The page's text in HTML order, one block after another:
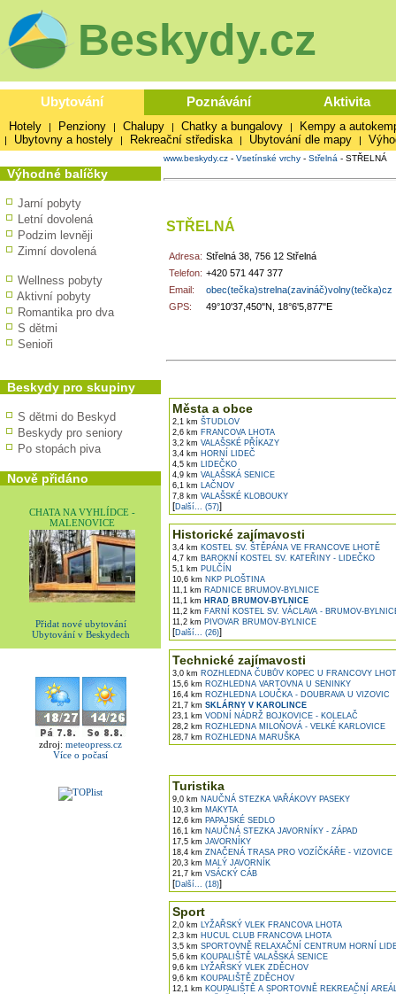
Beskydy.cz
Ubytování Poznávání Aktivita
Hotely | Penziony | Chalupy | Chatky a bungalovy | Kempy a
| Ubytovny a hostely | Rekreační střediska | Ubytování dle mapy |
Výhodné balíčky
Jarní pobyty
Letní dovolená
Podzim levněji
Zimní dovolená
Wellness pobyty
Aktivní pobyty
Romantika pro dva
S dětmi
Senioři
Beskydy pro skupiny
S dětmi do Beskyd
Beskydy pro seniory
Po stopách piva
Nově přidáno
CHATA NA VYHLÍDCE -
MALENOVICE
Přidat nové ubytování
Ubytování v Beskydech
zdroj: meteopress.cz
Více o počasí
www.beskydy.cz - Vsetínské vrchy - Střelná - STŘELNÁ
STŘELNÁ
Adresa: Střelná 38, 756 12 Střelná
Telefon: +420 571 447 377
Email:
obec(tečka)strelna(zavináč)volny(tečka)cz
GPS:
49°10'37,450"N, 18°6'5,877"E
Města a obce
2,1 km ŠTUDLOV
2,6 km FRANCOVA LHOTA
3,2 km VALAŠSKÉ PŘÍKAZY
3,4 km HORNÍ LIDEČ
4,5 km LIDEČKO
4,9 km VALAŠSKÁ SENICE
6,1 km LAČNOV
7,8 km VALAŠSKÉ KLOBOUKY
[Další... (57)]
Historické zajímavosti
3,4 km KOSTEL SV. ŠTĚPÁNA VE FRANCOVE LHOTĚ
4,7 km BAROKNÍ KOSTEL SV. KATEŘINY - LIDEČKO
5,1 km PULČÍN
10,6 km NKP PLOŠTINA
11,1 km RADNICE BRUMOV-BYLNICE
11,1 km HRAD BRUMOV-BYLNICE
11,2 km FARNÍ KOSTEL SV. VÁCLAVA - BRUMOV-
11,2 km PIVOVAR BRUMOV-BYLNICE
[Další... (26)]
Technické zajímavosti
3,0 km ROZHLEDNA ČUBŮV KOPEC U FRANCOVY
15,6 km ROZHLEDNA VARTOVNA U SENINKY
16,4 km ROZHLEDNA LOUČKA - DOUBRAVA U VIZOVIC
21,7 km SKLÁRNY V KAROLINCE
23,1 km VODNÍ NÁDRŽ BOJKOVICE - KOLELAČ
28,2 km ROZHLEDNA MILOŇOVÁ - VELKÉ KARLOVICE
28,7 km ROZHLEDNA MARUŠKA
Turistika
9,0 km NAUČNÁ STEZKA VAŘÁKOVY PASEKY
10,3 km MAKYTA
12,6 km PAPAJSKÉ SEDLO
16,1 km NAUČNÁ STEZKA JAVORNÍKY - ZÁPAD
17,5 km JAVORNÍKY
18,4 km ZNAČENÁ TRASA PRO VOZÍČKÁŘE - VIZOVICE
20,3 km MALÝ JAVORNÍK
21,7 km VSÁCKÝ CÁB
[Další... (18)]
Sport
2,0 km LYŽAŘSKÝ VLEK FRANCOVA LHOTA
2,3 km HUCUL CLUB FRANCOVA LHOTA
3,5 km SPORTOVNĚ RELAXAČNÍ CENTRUM HORNÍ
5,6 km KOUPALIŠTĚ VALAŠSKÁ SENICE
9,6 km LYŽAŘSKÝ VLEK ZDĚCHOV
9,6 km KOUPALIŠTĚ ZDĚCHOV
12,1 km KOUPALIŠTĚ A SPORTOVNĚ REKREAČNÍ